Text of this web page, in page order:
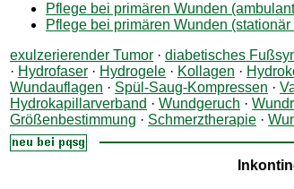
Pflege bei primären Wunden
Pflege bei primären Wunden (stationär
exulzerierender Tumor · diabetisches
· Hydrofaser · Hydrogele · Kollagen ·
Wundauflagen · Spül-Saug-Kompressen ·
Hydrokapillarverband · Wundgeruch ·
Größenbestimmung · Schmerztherapie ·